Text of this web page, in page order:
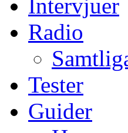
Intervjuer
Radio
Tester
Guider